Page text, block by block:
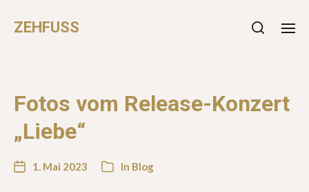
ZEHFUSS
Fotos vom Release-Konzert
„Liebe“
1. Mai 2023 In Blog